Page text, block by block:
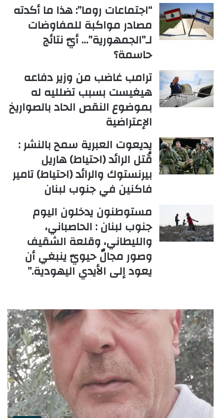
“اجتماعات روما”: هذا ما أكدته
مصادر مواكبة للمفاوضات
لـ”الجمهورية”… أيّ نتائج
حاسمة؟
ترامب غاضب من وزير دفاعه
هيغيست بسبب تضلليه له
بموضوع النقص الحاد بالصواريخ
الإعتراضية
يديعوت العبرية سمح بالنشر :
قُتل الرائد (احتياط) هاريل
بيرنستوك والرائد (احتياط) تامير
فاكنين في جنوب لبنان
مستوطنون يدخلون اليوم
جنوب لبنان : الحاصباني،
والليطاني، وقلعة الشقيف
وصور مجالٌ حيويّ ينبغي أن
يعود إلى الأيدي اليهودية.”